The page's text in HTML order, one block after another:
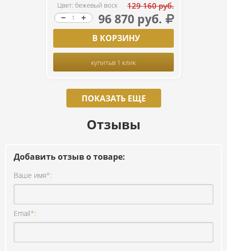
Цвет: бежевый воск 129 160 руб.
96 870 руб.
В КОРЗИНУ
купитьв 1 клик
ПОКАЗАТЬ ЕЩЕ
Отзывы
Добавить отзыв о товаре:
Ваше имя*:
Email*: